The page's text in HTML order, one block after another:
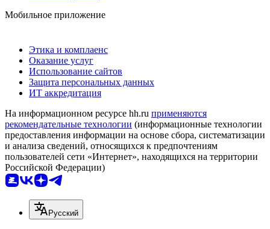
Мобильное приложение
Этика и комплаенс
Оказание услуг
Использование сайтов
Защита персональных данных
ИТ аккредитация
На информационном ресурсе hh.ru применяются
рекомендательные технологии (информационные технологии
предоставления информации на основе сбора, систематизации
и анализа сведений, относящихся к предпочтениям
пользователей сети «Интернет», находящихся на территории
Российской Федерации)
Русский